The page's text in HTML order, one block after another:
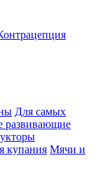
Для самых
развивающие
купания Мячи и